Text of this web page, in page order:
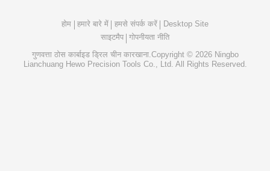
होम हमारे बारे में हमसे संपर्क करें
Desktop Site
साइटमैप
गोपनीयता नीति
गुणवत्ता ठोस कार्बाइड ड्रिलचीन कारखाना.Copyright © 2026 Ningbo
Lianchuang Hewo Precision Tools Co., Ltd. All Rights Reserved.